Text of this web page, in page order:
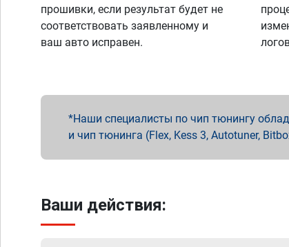
прошивки, если результат будет не
соответствовать заявленному и
ваш авто исправен.
Наши специалисты по чип тюнингу
и чип тюнинга (Flex, Kess 3, Autotuner,
Ваши действия: